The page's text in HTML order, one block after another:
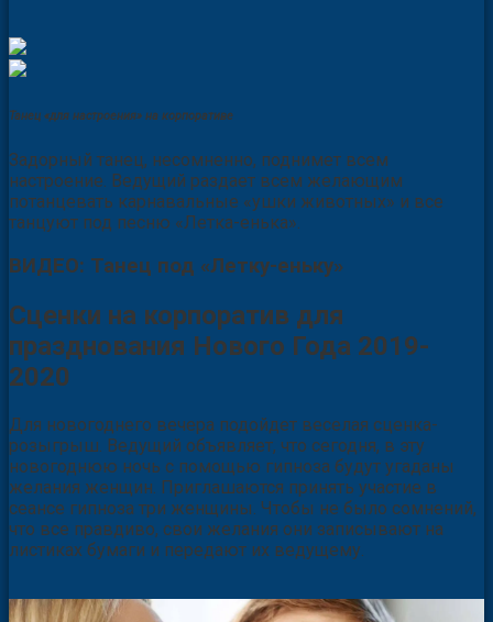
Танец «для настроения» на корпоративе
Задорный танец, несомненно, поднимет всем
настроение. Ведущий раздает всем желающим
потанцевать карнавальные «ушки животных» и все
танцуют под песню «Летка-енька».
ВИДЕО: Танец под «Летку-еньку»
Сценки на корпоратив для
празднования Нового Года 2019-
2020
Для новогоднего вечера подойдет веселая сценка-
розыгрыш. Ведущий объявляет, что сегодня, в эту
новогоднюю ночь с помощью гипноза будут угаданы
желания женщин. Приглашаются принять участие в
сеансе гипноза три женщины. Чтобы не было сомнений,
что все правдиво, свои желания они записывают на
листиках бумаги и передают их ведущему.